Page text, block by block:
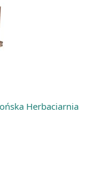
Herbaciarnia